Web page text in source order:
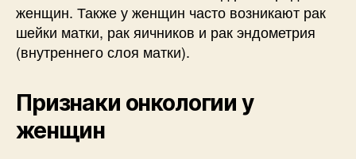
женщин. Также у женщин часто возникают рак
шейки матки, рак яичников и рак эндометрия
(внутреннего слоя матки).
Признаки онкологии у
женщин